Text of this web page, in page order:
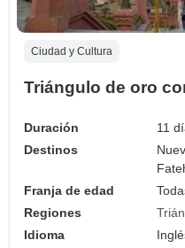
Ciudad y Cultura
Triángulo de oro
Duración
11
Destinos
Franja de edad
Regiones
Idioma